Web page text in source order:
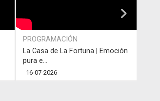
PROGRAMACIÓN
La Casa de La Fortuna | Emoción
pura e...
16-07-2026